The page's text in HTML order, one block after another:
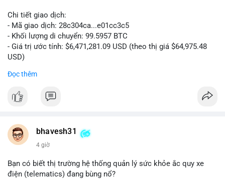
Chi tiết giao dịch:
- Mã giao dịch: 28c304ca...e01cc3c5
- Khối lượng di chuyển: 99.5957 BTC
- Giá trị ước tính: $6,471,281.09 USD (theo thị giá $64,975.48
USD)
giá hơn 6.47 triệu USD, cho thấy dấu hiệu chuyển tiền quy mô
thanh khoản hoặc bán, hoặc chuyển sang ví lạnh nhằm tích lũy
dài hạn. Việc giao dịch chưa được xác nhận tạo tâm lý thận
cung ngắn hạn. Nếu BTC vào ví nóng sàn, khả năng cao là
động thái chốt lời; ngược lại, nếu vào ví mới không hoạt động,
Đọc thêm
bhavesh31
4 giờ
Bạn có biết thị trường hệ thống quản lý sức khỏe ắc quy xe
điện (telematics) đang bùng nổ?